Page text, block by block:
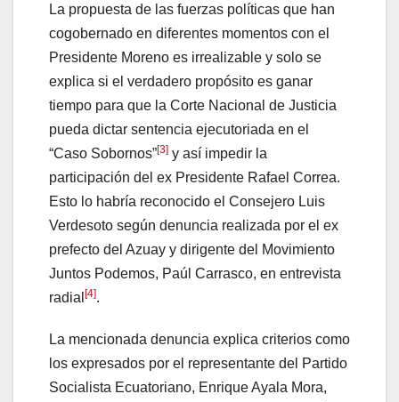
La propuesta de las fuerzas políticas que han
cogobernado en diferentes momentos con el
Presidente Moreno es irrealizable y solo se
explica si el verdadero propósito es ganar
tiempo para que la Corte Nacional de Justicia
pueda dictar sentencia ejecutoriada en el
“Caso Sobornos”[3] y así impedir la
participación del ex Presidente Rafael Correa.
Esto lo habría reconocido el Consejero Luis
Verdesoto según denuncia realizada por el ex
prefecto del Azuay y dirigente del Movimiento
Juntos Podemos, Paúl Carrasco, en entrevista
radial [4].
La mencionada denuncia explica criterios como
los expresados por el representante del Partido
Socialista Ecuatoriano, Enrique Ayala Mora,